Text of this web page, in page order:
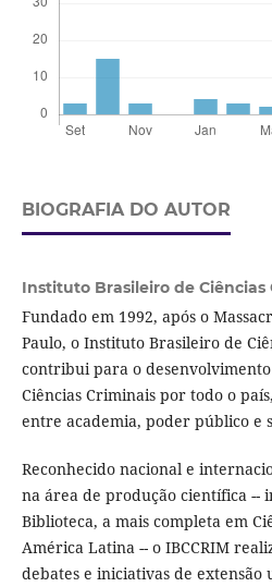
BIOGRAFIA DO AUTOR
Instituto Brasileiro de Ciências
Fundado em 1992, após o
Paulo, o Instituto Brasileiro de
contribui para o desenvolvimento
Ciências Criminais por todo o
entre academia, poder público e
Reconhecido nacional e
na área de produção científica --
Biblioteca, a mais completa em
América Latina -- o IBCCRIM
debates e iniciativas de